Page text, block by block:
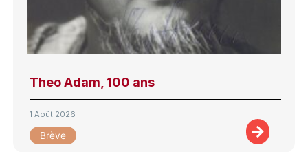
Theo Adam, 100 ans
1 Août 2026
Brève